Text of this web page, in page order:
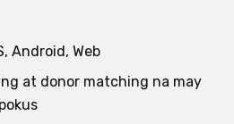
Android, Web
at donor matching na may